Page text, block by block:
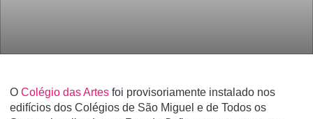
O Colégio das Artes foi provisoriamente instalado nos
edifícios dos Colégios de São Miguel e de Todos os